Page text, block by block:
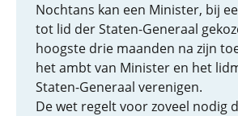
Nochtans kan een Minister, bij
tot lid der Staten-Generaal
hoogste drie maanden na zijn
het ambt van Minister en het
Staten-Generaal verenigen.
De wet regelt voor zoveel nodig